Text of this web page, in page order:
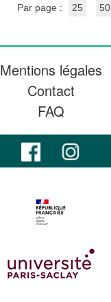
Par page :
25 50
Mentions légales
Contact
FAQ